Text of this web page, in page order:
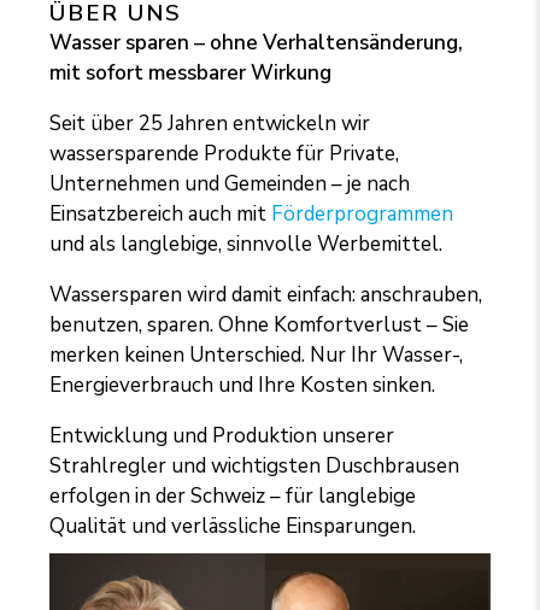
ÜBER UNS
Wasser sparen – ohne Verhaltensänderung,
mit sofort messbarer Wirkung
Seit über 25 Jahren entwickeln wir
wassersparende Produkte für Private,
Unternehmen und Gemeinden – je nach
Einsatzbereich auch mit Förderprogrammen
und als langlebige, sinnvolle Werbemittel.
Wassersparen wird damit einfach: anschrauben,
benutzen, sparen. Ohne Komfortverlust – Sie
merken keinen Unterschied. Nur Ihr Wasser-,
Energieverbrauch und Ihre Kosten sinken.
Entwicklung und Produktion unserer
Strahlregler und wichtigsten Duschbrausen
erfolgen in der Schweiz – für langlebige
Qualität und verlässliche Einsparungen.